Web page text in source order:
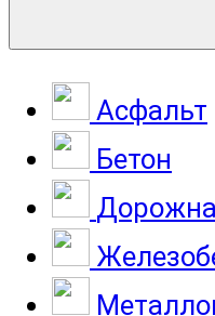
Асфальт
Бетон